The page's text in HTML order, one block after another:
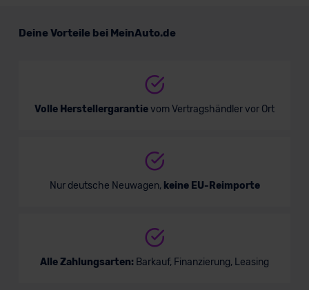
In-Hybrid
Deine Vorteile bei MeinAuto.de
Volle Herstellergarantievom Vertragshändler vor Ort
Nur deutsche Neuwagen, keine EU-Reimporte
Alle Zahlungsarten: Barkauf, Finanzierung, Leasing